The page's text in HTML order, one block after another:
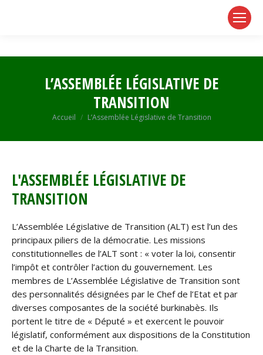
L’ASSEMBLÉE LÉGISLATIVE DE
TRANSITION
Vous êtes ici :
Accueil L’Assemblée Législative de Transition
L'ASSEMBLÉE LÉGISLATIVE DE
TRANSITION
L’Assemblée Législative de Transition (ALT) est l’un des
principaux piliers de la démocratie. Les missions
constitutionnelles de l’ALT sont : « voter la loi, consentir
l’impôt et contrôler l’action du gouvernement. Les
membres de L’Assemblée Législative de Transition sont
des personnalités désignées par le Chef de l’Etat et par
diverses composantes de la société burkinabès. Ils
portent le titre de « Député » et exercent le pouvoir
législatif, conformément aux dispositions de la Constitution
et de la Charte de la Transition.